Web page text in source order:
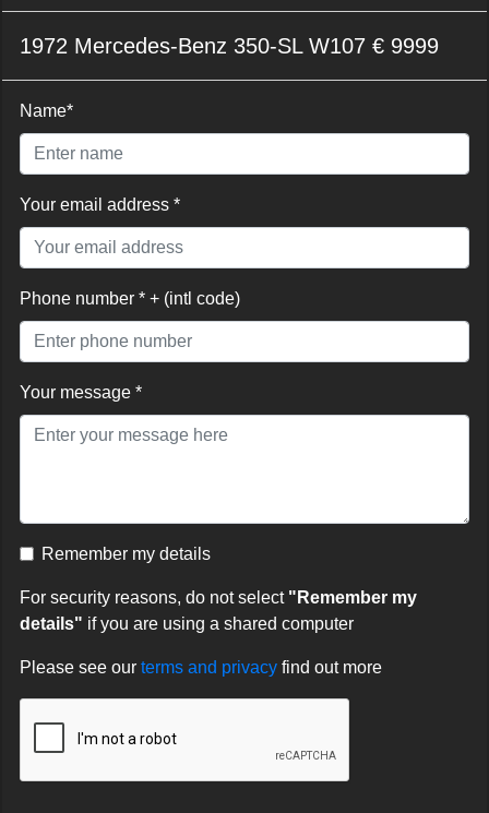
1972 Mercedes-Benz 350-SL W107 € 9999
Name*
Your email address *
Phone number * + (intl code)
Your message *
Remember my details
For security reasons, do not select "Remember my
details" if you are using a shared computer
Please see our terms and privacy find out more